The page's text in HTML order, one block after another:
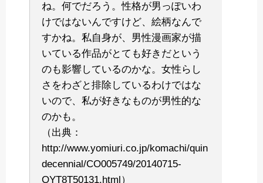
ね。何でだろう。性格が男っぽいわ
けではないんですけど、絵柄なんで
すかね。私自身が、男性漫画家が描
いている作品がとても好きだという
のも影響しているのかな。女性らし
さをわざと排除しているわけではな
いので、私が好きなものが男性的な
のかも。
（出典：
http://www.yomiuri.co.jp/komachi/quin
decennial/CO005749/20140715-
OYT8T50131.html）